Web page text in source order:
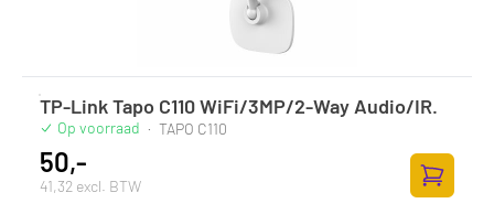
TP-Link Tapo C110 WiFi/3MP/2-Way Audio/IR.
Op voorraad · TAPO C110
50,-
41,32 excl. BTW